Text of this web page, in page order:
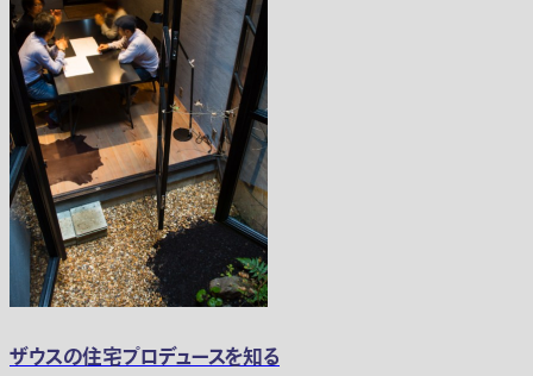
ザウスの住宅プロデュースを知る